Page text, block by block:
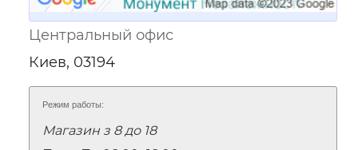
Центральный офис
Киев, 03194
Режим работы:
Магазин з 8 до 18